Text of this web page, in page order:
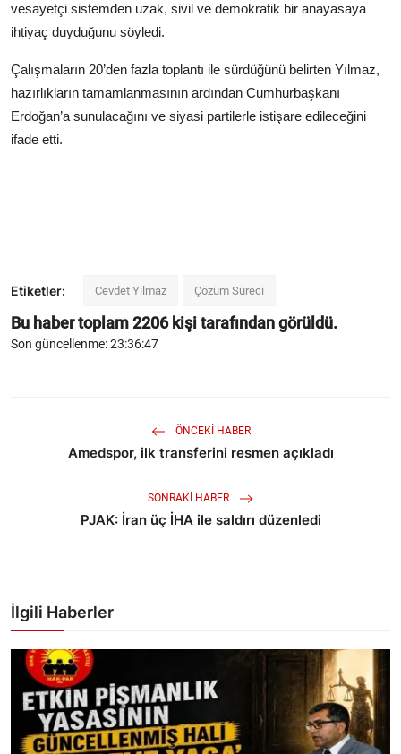
vesayetçi sistemden uzak, sivil ve demokratik bir anayasaya
ihtiyaç duyduğunu söyledi.
Çalışmaların 20’den fazla toplantı ile sürdüğünü belirten Yılmaz,
hazırlıkların tamamlanmasının ardından Cumhurbaşkanı
Erdoğan’a sunulacağını ve siyasi partilerle istişare edileceğini
ifade etti.
Etiketler: Cevdet Yılmaz Çözüm Süreci
Bu haber toplam2206kişi tarafından görüldü.
Son güncellenme: 23:36:47
ÖNCEKI HABER
Amedspor, ilk transferini resmen açıkladı
SONRAKI HABER
PJAK: İran üç İHA ile saldırı düzenledi
İlgili Haberler